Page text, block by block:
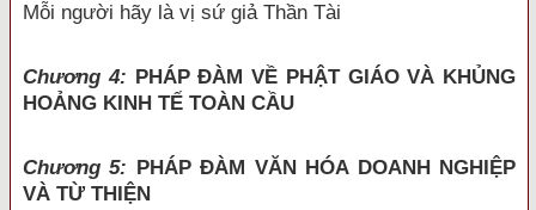
Mỗi người hãy là vị sứ giả Thần Tài
Chương 4: PHÁP ĐÀM VỀ PHẬT GIÁO VÀ KHỦNG
HOẢNG KINH TẾ TOÀN CẦU
Chương 5: PHÁP ĐÀM VĂN HÓA DOANH NGHIỆP
VÀ TỪ THIỆN